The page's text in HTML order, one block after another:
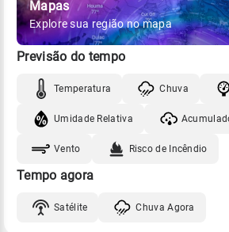
Mapas
Explore sua região no mapa
Previsão do tempo
Temperatura Chuva
Umidade Relativa
Vento Risco de Incêndio
Tempo agora
Satélite Chuva Agora